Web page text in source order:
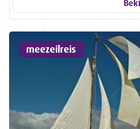
meezeilreis